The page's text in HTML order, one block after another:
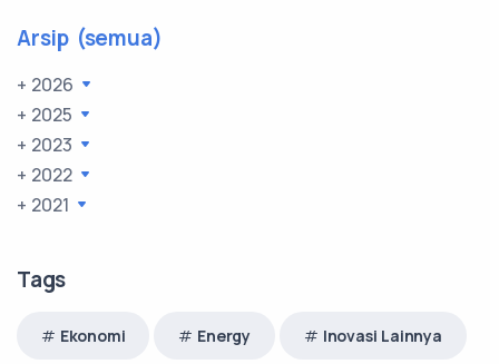
Arsip (semua)
+ 2026
+ 2025
+ 2023
+ 2022
+ 2021
Tags
Ekonomi Energy Inovasi Lainnya